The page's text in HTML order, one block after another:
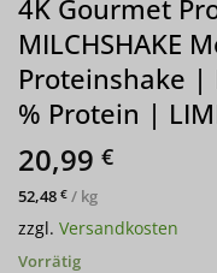
4K Gourmet
MILCHSHAKE
Proteinshake
% Protein |
20,99 €
52,48 € / kg
zzgl. Versandkosten
Vorrätig